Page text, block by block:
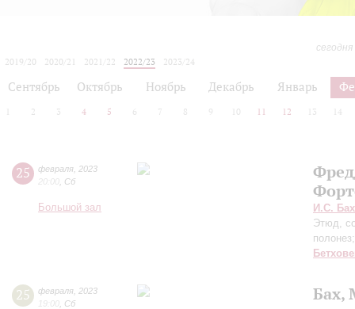
2019/20
2020/21 2021/22 2022/23
2023/24
Сентябрь Октябрь Ноябрь Декабрь Январь
2 3 4 5 6 7 8 9 10 11 12 13 14
25 февраля 2023
20:00 Сб
Большой зал
И.С. Бах
Этюд,
25 февраля 2023
19:00 Сб Бах,